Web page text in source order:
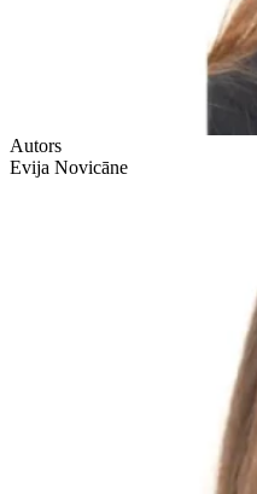
Autors
Evija Novicāne